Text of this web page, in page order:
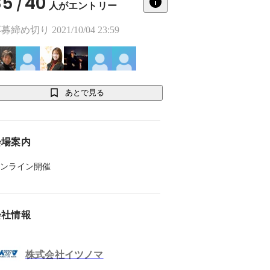
/ 人がエントリー
締め切り 2021/10/04 23:59
あとで見る
案内
ライン開催
情報
株式会社イツノマ